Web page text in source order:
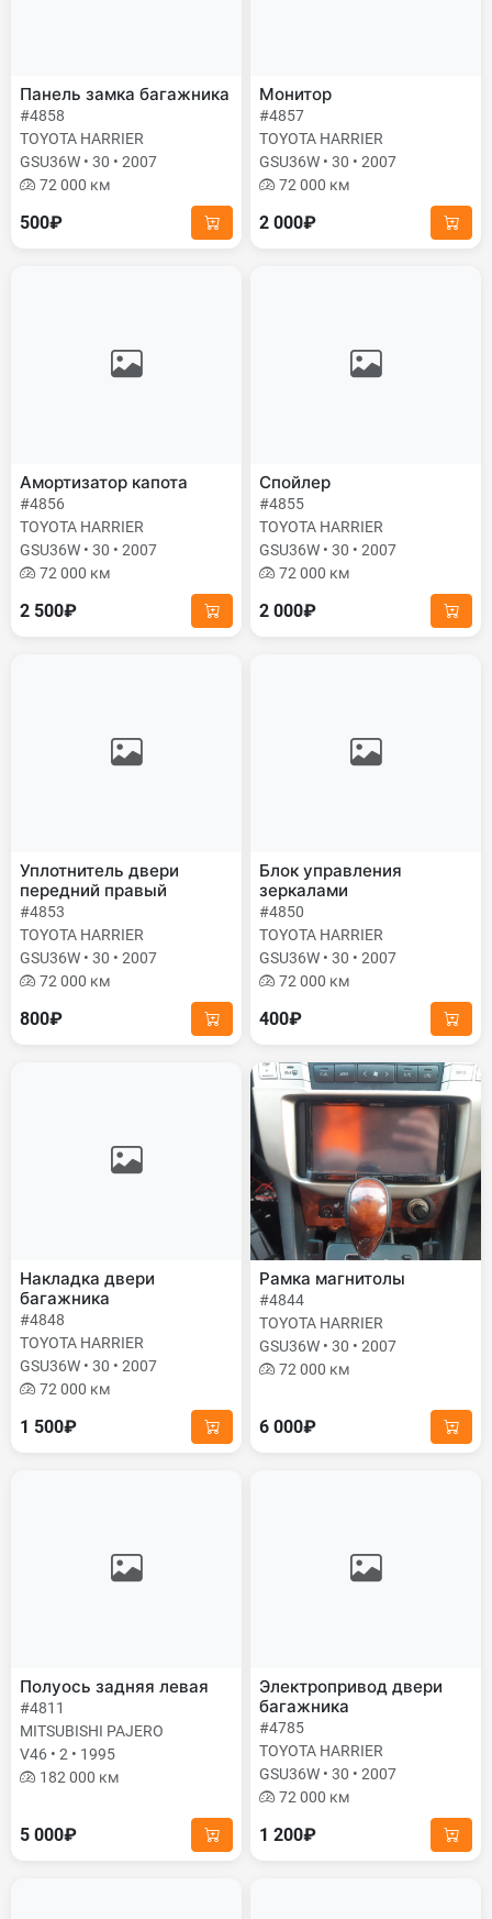
Панель замка багажника
#4858
TOYOTA HARRIER
GSU36W • 30 • 2007
72 000 км
500₽
Монитор
#4857
TOYOTA HARRIER
GSU36W • 30 • 2007
72 000 км
2 000₽
Амортизатор капота
#4856
TOYOTA HARRIER
GSU36W • 30 • 2007
72 000 км
2 500₽
Спойлер
#4855
TOYOTA HARRIER
GSU36W • 30 • 2007
72 000 км
2 000₽
Уплотнитель двери
передний правый
#4853
TOYOTA HARRIER
GSU36W • 30 • 2007
72 000 км
800₽
Блок управления
зеркалами
#4850
TOYOTA HARRIER
GSU36W • 30 • 2007
72 000 км
400₽
Накладка двери
багажника
#4848
TOYOTA HARRIER
GSU36W • 30 • 2007
72 000 км
1 500₽
Рамка магнитолы
#4844
TOYOTA HARRIER
GSU36W • 30 • 2007
72 000 км
6 000₽
Полуось задняя левая
#4811
MITSUBISHI PAJERO
V46 • 2 • 1995
182 000 км
5 000₽
Электропривод двери
багажника
#4785
TOYOTA HARRIER
GSU36W • 30 • 2007
72 000 км
1 200₽